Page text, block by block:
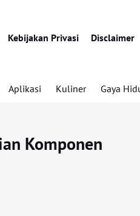
Kebijakan Privasi Disclaimer
Aplikasi Kuliner Gaya
Komponen